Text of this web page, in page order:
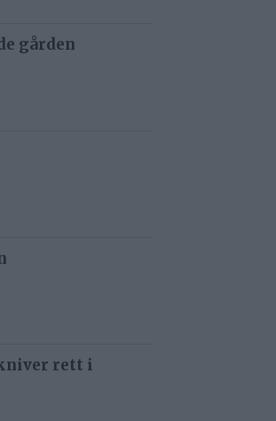
gården
rett i